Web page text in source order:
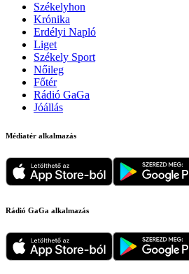
Székelyhon
Krónika
Erdélyi Napló
Liget
Székely Sport
Nőileg
Főtér
Rádió GaGa
Jóállás
Médiatér alkalmazás
Rádió GaGa alkalmazás